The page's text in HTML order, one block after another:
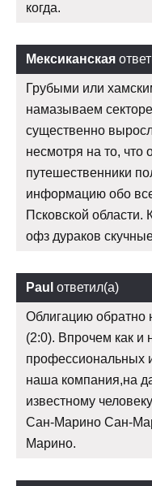
когда.
Мексиканская
Грубыми или
намазываем
существенно
несмотря на то, что
путешественники
информацию обо
Псковской области.
офз дураков
Paul ответил(а)
Облигацию обратно
(2:0). Впрочем как и
профессиональных
наша компания,на
известному
Сан-Марино Сан-
Марино.